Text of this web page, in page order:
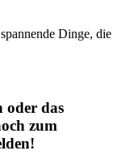
Dinge, die
oder das
zum